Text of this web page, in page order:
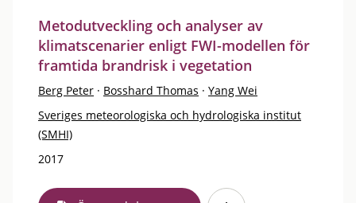
Metodutveckling och analyser av
klimatscenarier enligt FWI-modellen för
framtida brandrisk i vegetation
Berg Peter · Bosshard Thomas · Yang Wei
Sveriges meteorologiska och hydrologiska institut
(SMHI)
2017